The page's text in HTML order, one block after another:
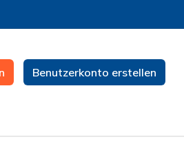
Benutzerkonto erstellen